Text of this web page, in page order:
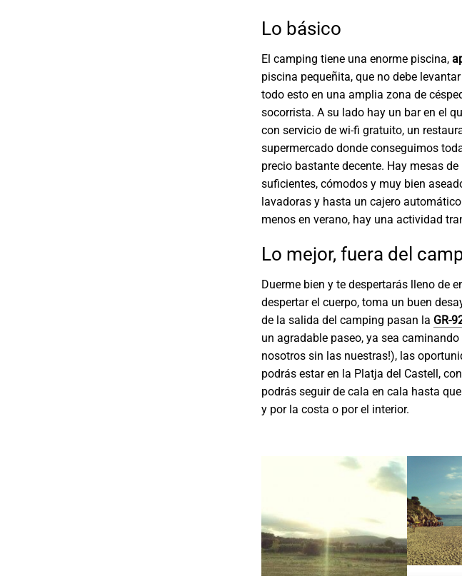
Lo básico
El camping tiene una enorme piscina,
piscina pequeñita, que no debe
todo esto en una amplia zona de
socorrista. A su lado hay un bar en el
con servicio de wi-fi gratuito, un
supermercado donde conseguimos
precio bastante decente. Hay mesas
suficientes, cómodos y muy bien
lavadoras y hasta un cajero
menos en verano, hay una actividad
Lo mejor, fuera del
Duerme bien y te despertarás lleno de
despertar el cuerpo, toma un buen
de la salida del camping pasan la GR-
un agradable paseo, ya sea
nosotros sin las nuestras!), las
podrás estar en la Platja del Castell,
podrás seguir de cala en cala hasta
y por la costa o por el interior.